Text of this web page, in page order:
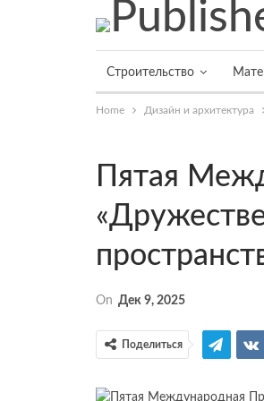
Строительство
Home Дизайн и архитектура
Пятая
On Дек 9, 2025
Поделиться